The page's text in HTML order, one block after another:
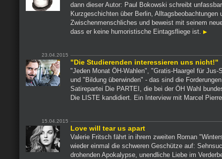
dann dieser Autor: Paul Bokowski schreibt
Kurzgeschichten über Berlin, Alltagsbeobachtungen
Zwischenmenschliches und beweist mit seinem
dass er keine humoristische Eintagsfliege ist.
23.04.2015
"Die Studierenden interessieren uns nicht!"
"Jeden Monat ÖH-Wahlen", "Gratis-Haargel für Jus-
und "Bildung überwinden" - das sind die
Satirepartei Die PARTEI, die bei der ÖH Wahl
Die LISTE kandidiert. Ein Interview mit Marcel
15.04.2015
Love will tear us apart
Valerie Fritsch fährt in ihrem zweiten Roman
wieder einmal die schweren Geschütze auf:
drohenden Apokalypse, unendliche Liebe im